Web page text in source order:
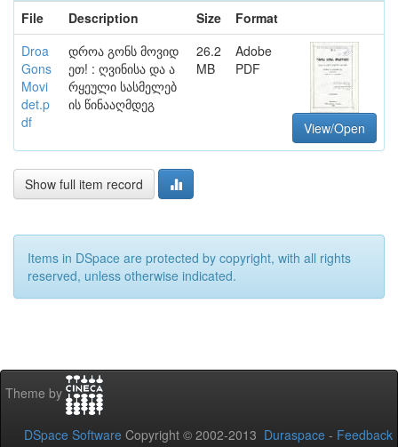
File
Description Size
Format
Droa
Gons
Movi
det.p
df
დროა გონს მოვიდ
ეთ! : ღვინისა და ა
რყეული სასმელებ
ის წინააღმდეგ
26.2
MB
Adobe
PDF
View/Open
Show full item record
Items in DSpace are protected by copyright, with all rights
reserved, unless otherwise indicated.
Theme by
DSpace Software Copyright © 2002-2013 Duraspace - Feedback